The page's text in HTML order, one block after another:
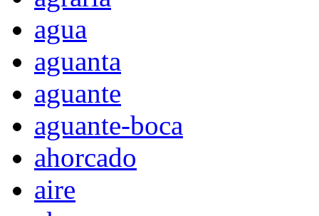
agua
aguanta
aguante
aguante-boca
ahorcado
aire